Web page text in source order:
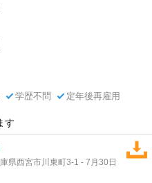
学歴不問
定年後再雇用
す
県西宮市川東町3-1 - 7月30日